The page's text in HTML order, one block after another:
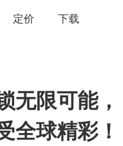
定价 下载
无限可能，
全球精彩！